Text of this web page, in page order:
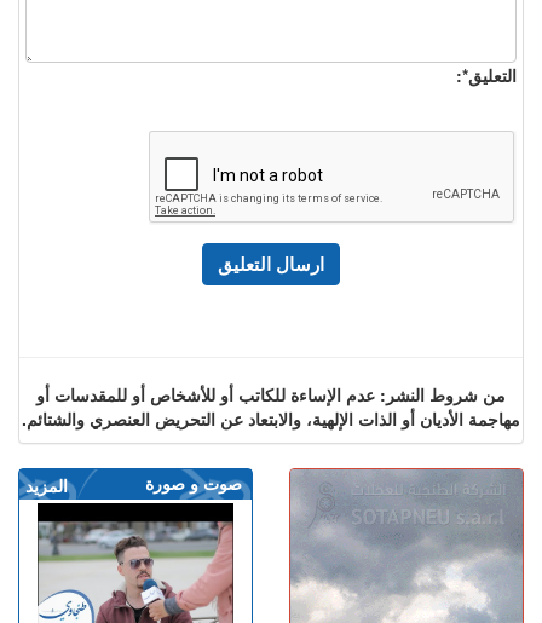
التعليق*:
من شروط النشر: عدم الإساءة للكاتب أو للأشخاص أو للمقدسات أو
مهاجمة الأديان أو الذات الإلهية، والابتعاد عن التحريض العنصري والشتائم.
المزيد صوت و صورة